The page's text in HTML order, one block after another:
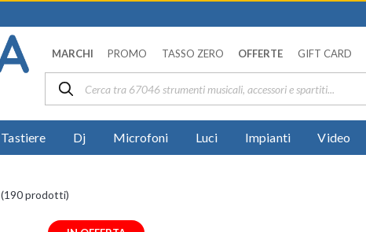
MARCHI PROMO TASSO ZERO OFFERTE GIFT CARD
Tastiere Dj Microfoni Luci Impianti Video
(190 prodotti)